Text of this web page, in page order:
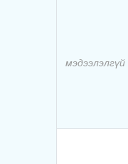
мэдээлэлгүй